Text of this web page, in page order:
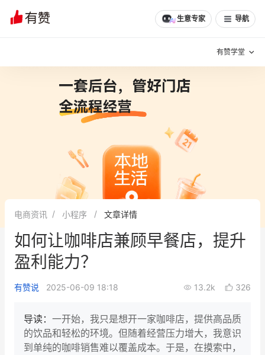
生意专家 导航
有赞学堂
增长方法
有赞专家说
新零售最佳实践
面对面聊增长
新零售大会
增长产品指南
电商资讯 小程序 文章详情
如何让咖啡店兼顾早餐店，提升
盈利能力？
有赞说 2025-06-09 18:18 13.2k 326
导读： 一开始，我只是想开一家咖啡店，提供高品质
的饮品和轻松的环境。但随着经营压力增大，我意识
到单纯的咖啡销售难以覆盖成本。于是，在摸索中，